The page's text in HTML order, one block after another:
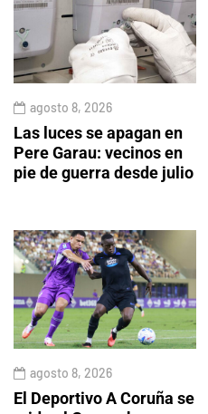
agosto 8, 2026
Las luces se apagan en
Pere Garau: vecinos en
pie de guerra desde julio
agosto 8, 2026
El Deportivo A Coruña se